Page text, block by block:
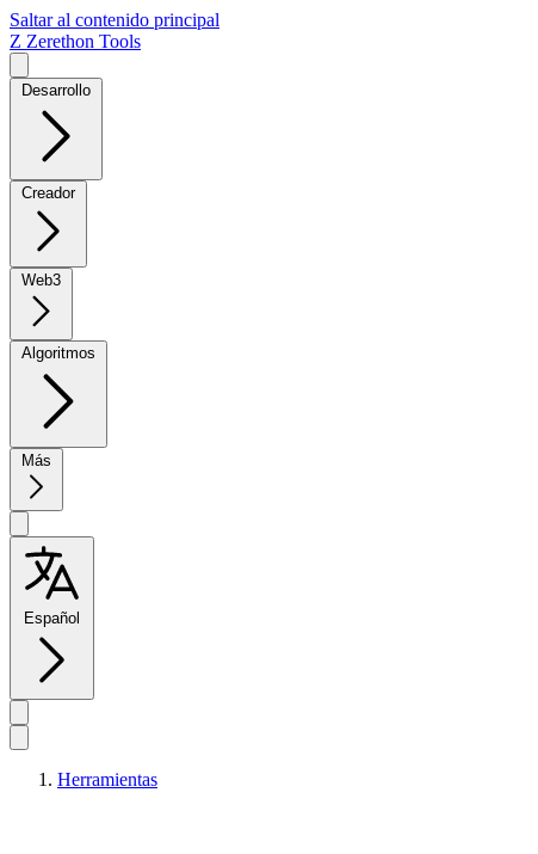
Saltar al contenido principal
Z Zerethon Tools
Desarrollo
Creador
Web3
Algoritmos
Más
Español
Herramientas